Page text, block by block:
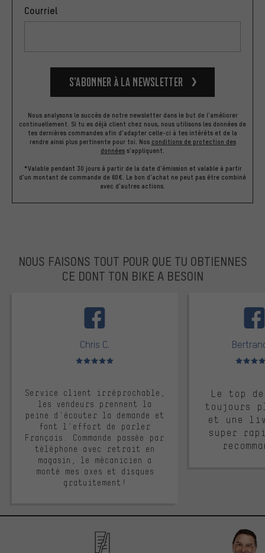
Courriel
S’abonner à la newsletter
Nous analysons le succès de notre newsletter dans le but de l'améliorer
continuellement. Si tu es déjà client chez nous, nous utilisons les données de
tes dernières commandes afin d'adapter celle-ci à tes intérêts et de la
rendre ainsi plus pertinente pour toi. Nos conditions de protection des
données s'appliquent.
*Valable pendant 30 jours à partir de la date d'émission et valable à partir
d'un montant de commande de 60€. Le bon d'achat ne peut pas être combiné
avec d'autres actions.
NOUS FAISONS TOUT POUR QUE TU OBTIENNES
CE DONT TON BIKE A BESOIN
Chris C.
Note moyenne : 5 sur 5
Service client irréprochable,
les vendeurs prennent la
peine d'écouter la demande et
font l'effort de parler
Français. Commande passée par
téléphone avec retrait en
magasin, le mécanicien a
monté mes axes et disques
gratuitement!
Note
Le top
toujours
et une
super